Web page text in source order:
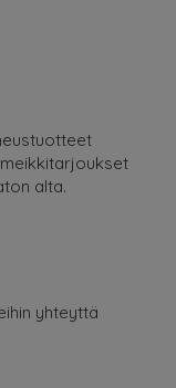
alta.
yhteyttä